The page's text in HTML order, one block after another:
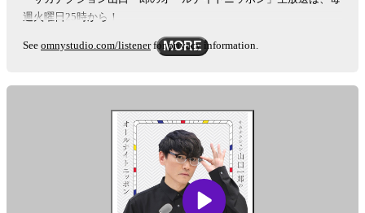
週火曜日25時から！
See omnystudio.com/listenerfor privacy information.
MORE